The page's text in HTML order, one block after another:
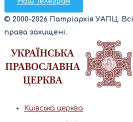
© 2000-2026 Патріархія УАПЦ. Всі
права захищені.
Київська церква